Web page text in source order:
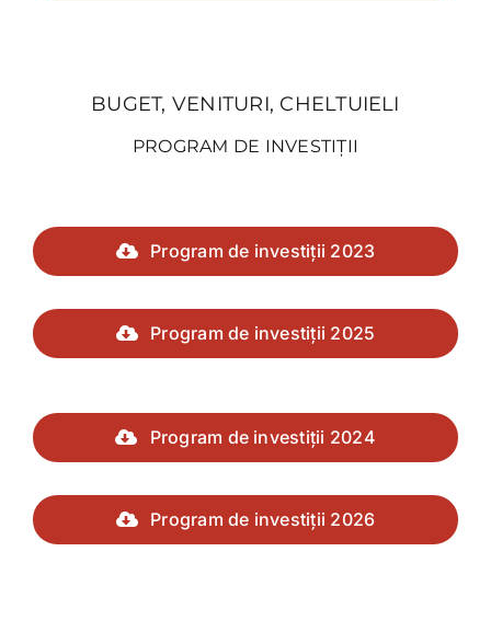
BUGET, VENITURI, CHELTUIELI
PROGRAM DE INVESTIȚII
Program de investiții 2023
Program de investiții 2025
Program de investiții 2024
Program de investiții 2026